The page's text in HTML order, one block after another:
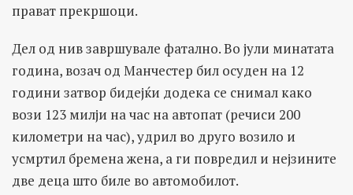
прават прекршоци.
Дел од нив завршувале фатално. Во јули минатата
година, возач од Манчестер бил осуден на 12
години затвор бидејќи додека се снимал како
вози 123 милји на час на автопат (речиси 200
километри на час), удрил во друго возило и
усмртил бремена жена, а ги повредил и нејзините
две деца што биле во автомобилот.